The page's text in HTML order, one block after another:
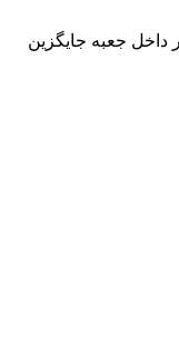
داخل جعبه جایگزین